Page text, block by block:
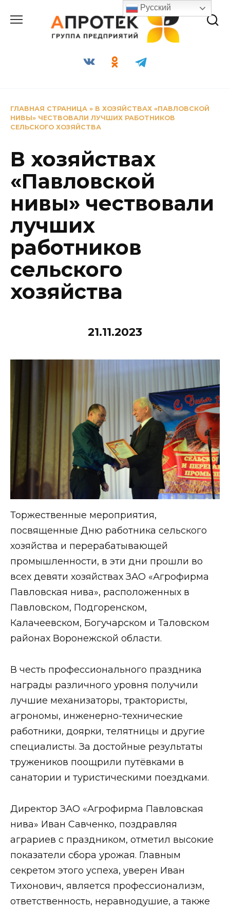
содержанию
ГЛАВНАЯ СТРАНИЦА » В ХОЗЯЙСТВАХ «ПАВЛОВСКОЙ
НИВЫ» ЧЕСТВОВАЛИ ЛУЧШИХ РАБОТНИКОВ
СЕЛЬСКОГО ХОЗЯЙСТВА
В хозяйствах
«Павловской
нивы» чествовали
лучших
работников
сельского
хозяйства
21.11.2023
Торжественные мероприятия,
посвященные Дню работника сельского
хозяйства и перерабатывающей
промышленности, в эти дни прошли во
всех девяти хозяйствах ЗАО «Агрофирма
Павловская нива», расположенных в
Павловском, Подгоренском,
Калачеевском, Богучарском и Таловском
районах Воронежской области.
В честь профессионального праздника
награды различного уровня получили
лучшие механизаторы, трактористы,
агрономы, инженерно-технические
работники, доярки, телятницы и другие
специалисты. За достойные результаты
тружеников поощрили путёвками в
санатории и туристическими поездками.
Директор ЗАО «Агрофирма Павловская
нива» Иван Савченко, поздравляя
аграриев с праздником, отметил высокие
показатели сбора урожая. Главным
секретом этого успеха, уверен Иван
Тихонович, является профессионализм,
ответственность, неравнодушие, а также
Русский